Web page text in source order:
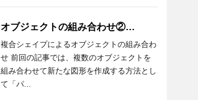
オブジェクトの組み合わせ②／Illustrator_025
複合シェイプによるオブジェクトの組み合わ
せ 前回の記事では、複数のオブジェクトを
組み合わせて新たな図形を作成する方法とし
て「パ...